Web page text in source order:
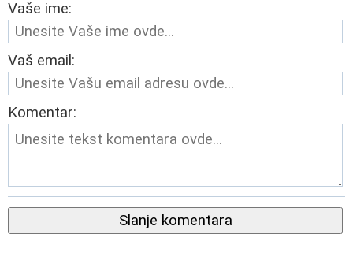
Vaše ime:
Vaš email:
Komentar:
Slanje komentara